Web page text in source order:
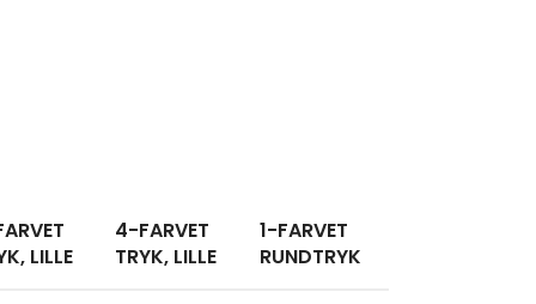
LILLE
4-FARVET
TRYK, LILLE
1-FARVET
RUNDTRYK